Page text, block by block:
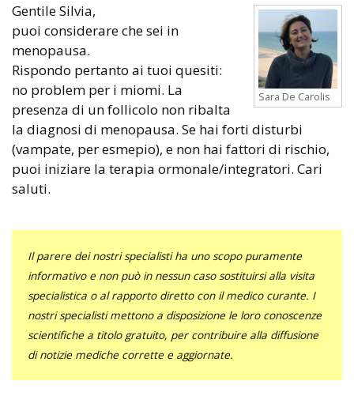
Sara De Carolis
Gentile Silvia,
puoi considerare che sei in
menopausa.
Rispondo pertanto ai tuoi quesiti:
no problem per i miomi. La
presenza di un follicolo non ribalta
la diagnosi di menopausa. Se hai forti disturbi
(vampate, per esmepio), e non hai fattori di rischio,
puoi iniziare la terapia ormonale/integratori. Cari
saluti.
Il parere dei nostri specialisti ha uno scopo puramente
informativo e non può in nessun caso sostituirsi alla visita
specialistica o al rapporto diretto con il medico curante. I
nostri specialisti mettono a disposizione le loro conoscenze
scientifiche a titolo gratuito, per contribuire alla diffusione
di notizie mediche corrette e aggiornate.